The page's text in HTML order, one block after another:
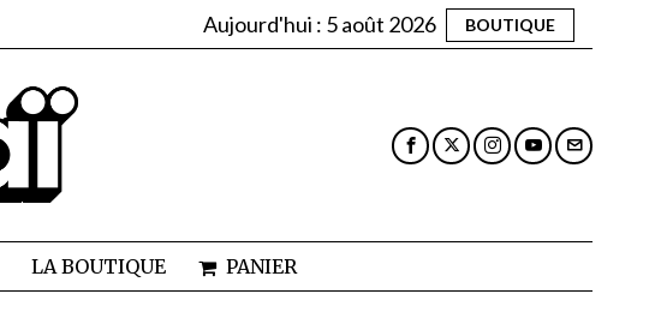
Aujourd'hui : 5 août 2026 BOUTIQUE
LA BOUTIQUE PANIER